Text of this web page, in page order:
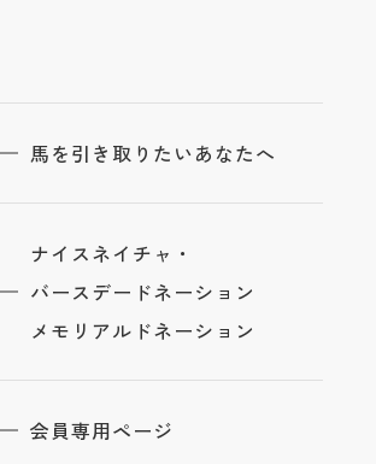
馬を引き取りたいあなたへ
ナイスネイチャ・
バースデードネーション
メモリアルドネーション
会員専用ページ